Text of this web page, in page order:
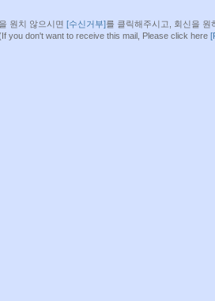
원치 않으시면 [수신거부]를 클릭해주시고, 회신을 원
you don't want to receive this mail, Please click here